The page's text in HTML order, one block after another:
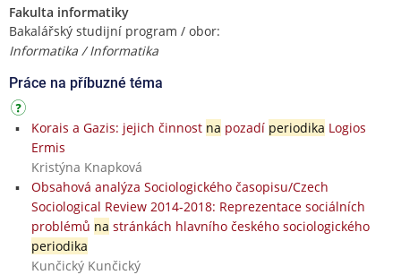
Fakulta informatiky
Bakalářský studijní program / obor:
Informatika / Informatika
Práce na příbuzné téma
Korais a Gazis: jejich činnost na pozadí periodika Logios
Ermis
Kristýna Knapková
Obsahová analýza Sociologického časopisu/Czech
Sociological Review 2014-2018: Reprezentace sociálních
problémů na stránkách hlavního českého sociologického
periodika
Kunčický Kunčický